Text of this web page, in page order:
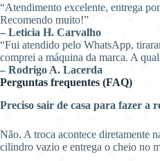
“Atendimento excelente, entrega
Recomendo muito!”
– Leticia H. Carvalho
“Fui atendido pelo WhatsApp,
comprei a máquina da marca. A
– Rodrigo A. Lacerda
Perguntas frequentes (FAQ)
Preciso sair de casa para fazer a
Não. A troca acontece diretamente
cilindro vazio e entrega o cheio no